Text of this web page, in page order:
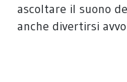
ascoltare il suono
anche divertirsi